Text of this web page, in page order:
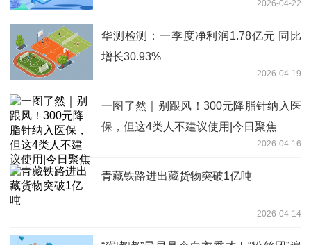
2026-04-22
华测检测：一季度净利润1.78亿元 同比
增长30.93%
2026-04-19
一图了然｜别跟风！300元降脂针纳入医
保，但这4类人不建议使用|今日聚焦
2026-04-16
青藏铁路进出藏货物突破1亿吨
2026-04-14